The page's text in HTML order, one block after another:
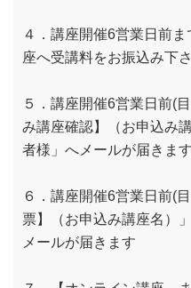
４．講座開催6営業日前
座へ受講料をお振込み下
５．講座開催6営業日前(
み講座確認】（お申込み
者様」へメールが届きます
６．講座開催6営業日前(
票】（お申込み講座名）
メールが届きます